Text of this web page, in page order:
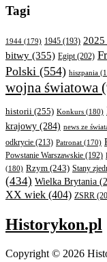
Tagi
1944 (179) 1945 (193) 2025
bitwy (355) Egipt(202)
Polski (554) hiszpania
wojna światowa
historii (255) Konkurs (180)
krajowy (284) news ze
odkrycie (213) Patronat (170)
Powstanie Warszawskie (192)
(180) Rzym (243) Stany
(434) Wielka Brytania
XX wiek (404) ZSRR
Historykon.pl
Copyright © 2026